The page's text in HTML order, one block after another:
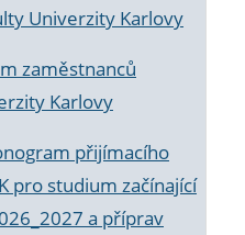
Univerzity Karlovy
zaměstnanců
Karlovy
přijímacího
pro studium začínající
a příprav